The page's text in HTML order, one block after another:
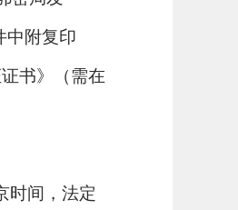
中附复印
书》（需在
时间，法定